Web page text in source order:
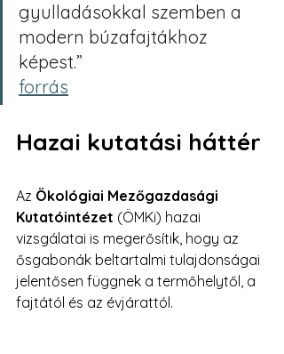
gyulladásokkal szemben a
modern búzafajtákhoz
képest.”
forrás
Hazai kutatási háttér
Az Ökológiai Mezőgazdasági
Kutatóintézet (ÖMKi) hazai
vizsgálatai is megerősítik, hogy az
ősgabonák beltartalmi tulajdonságai
jelentősen függnek a termőhelytől, a
fajtától és az évjárattól.